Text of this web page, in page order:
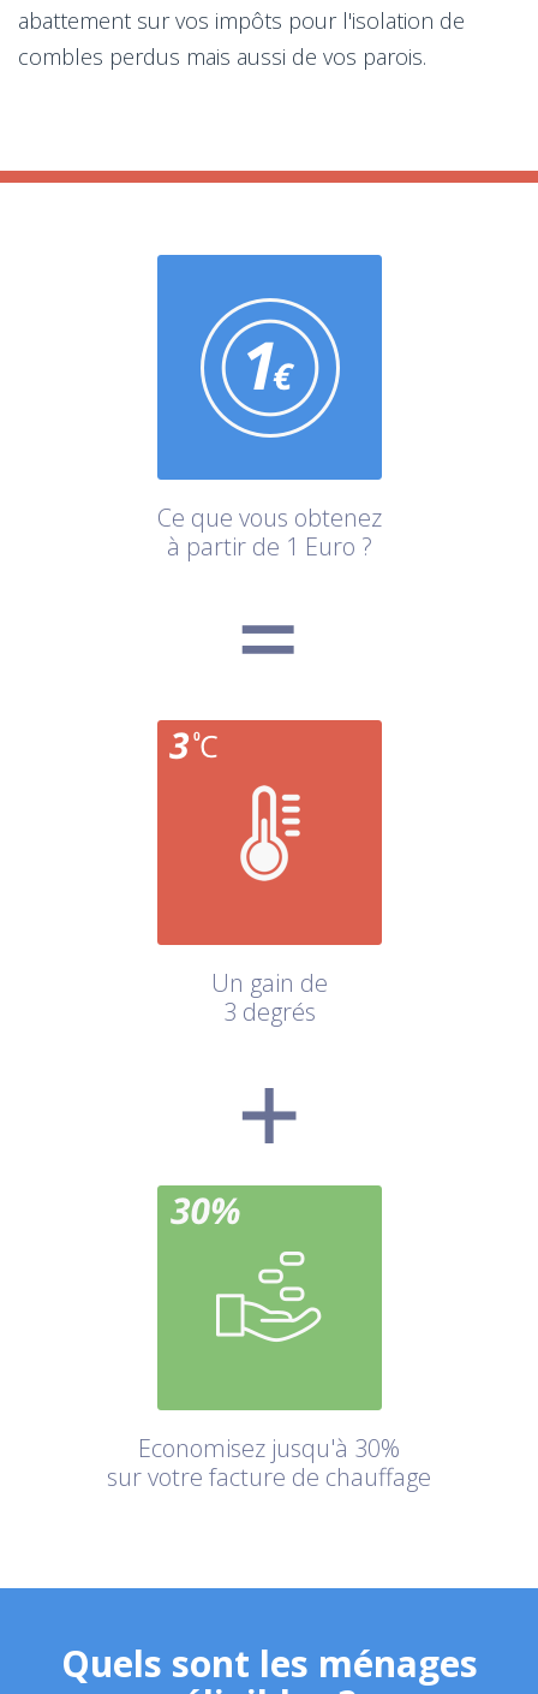
abattement sur vos impôts pour l'isolation de
combles perdus mais aussi de vos parois.
Ce que vous obtenez
à partir de 1 Euro ?
Un gain de
3 degrés
Economisez jusqu'à 30%
sur votre facture de chauffage
Quels sont les ménages